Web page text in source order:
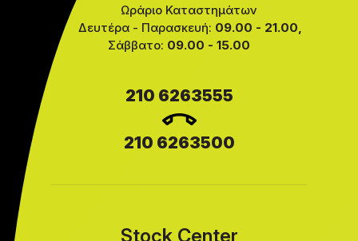
Ωράριο Καταστημάτων
Δευτέρα - Παρασκευή: 09.00 - 21.00,
Σάββατο: 09.00 - 15.00
210 6263555
210 6263500
Stock Center